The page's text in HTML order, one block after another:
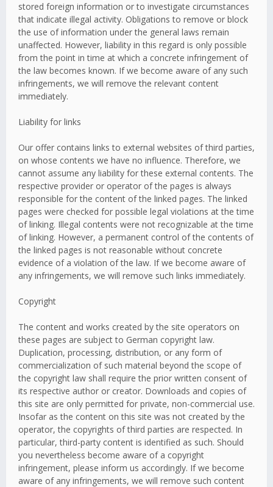
stored foreign information or to investigate circumstances
that indicate illegal activity. Obligations to remove or block
the use of information under the general laws remain
unaffected. However, liability in this regard is only possible
from the point in time at which a concrete infringement of
the law becomes known. If we become aware of any such
infringements, we will remove the relevant content
immediately.
Liability for links
Our offer contains links to external websites of third parties,
on whose contents we have no influence. Therefore, we
cannot assume any liability for these external contents. The
respective provider or operator of the pages is always
responsible for the content of the linked pages. The linked
pages were checked for possible legal violations at the time
of linking. Illegal contents were not recognizable at the time
of linking. However, a permanent control of the contents of
the linked pages is not reasonable without concrete
evidence of a violation of the law. If we become aware of
any infringements, we will remove such links immediately.
Copyright
The content and works created by the site operators on
these pages are subject to German copyright law.
Duplication, processing, distribution, or any form of
commercialization of such material beyond the scope of
the copyright law shall require the prior written consent of
its respective author or creator. Downloads and copies of
this site are only permitted for private, non-commercial use.
Insofar as the content on this site was not created by the
operator, the copyrights of third parties are respected. In
particular, third-party content is identified as such. Should
you nevertheless become aware of a copyright
infringement, please inform us accordingly. If we become
aware of any infringements, we will remove such content